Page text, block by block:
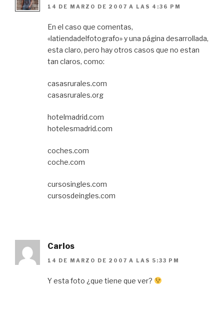
14 DE MARZO DE 2007 A LAS 4:36 PM
En el caso que comentas,
«latiendadelfotografo» y una página desarrollada,
esta claro, pero hay otros casos que no estan
tan claros, como:
casasrurales.com
casasrurales.org
hotelmadrid.com
hotelesmadrid.com
coches.com
coche.com
cursosingles.com
cursosdeingles.com
Carlos
14 DE MARZO DE 2007 A LAS 5:33 PM
Y esta foto ¿que tiene que ver?